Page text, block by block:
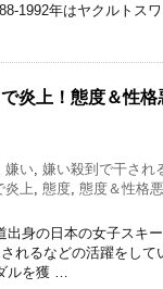
年はヤクルトス
炎上！態度＆性
嫌い 嫌い殺到で干され
炎上 態度 態度＆性格
身の日本の女子スキ
れるなどの活躍をして
ルを獲 …